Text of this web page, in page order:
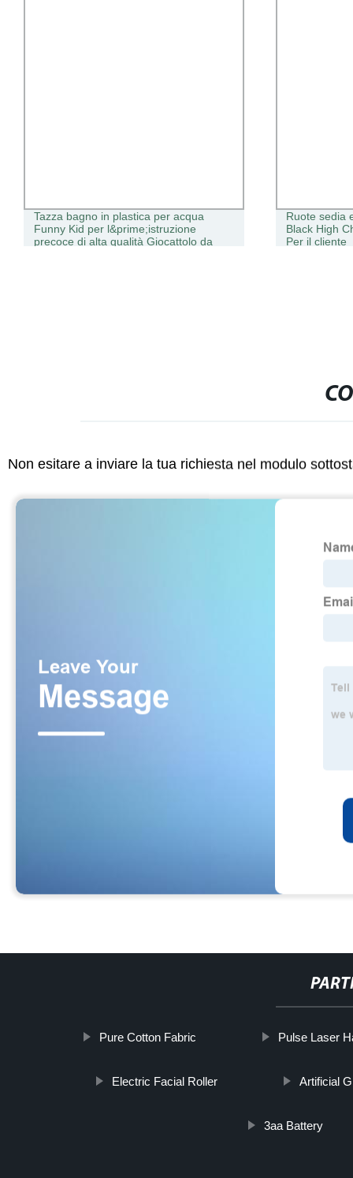
Tazza bagno in plastica per acqua
Funny Kid per l&prime;istruzione
precoce di alta qualità Giocattolo da
Ruote sedia
Black High Chair
Per il cliente
Non esitare a inviare la tua richiesta nel modulo
Pure Cotton Fabric Pulse Laser
Electric Facial Roller Artificial
3aa Battery